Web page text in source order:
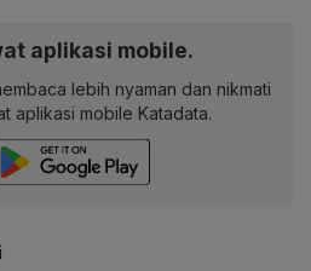
aplikasi mobile.
lebih nyaman dan nikmati
aplikasi mobile Katadata.